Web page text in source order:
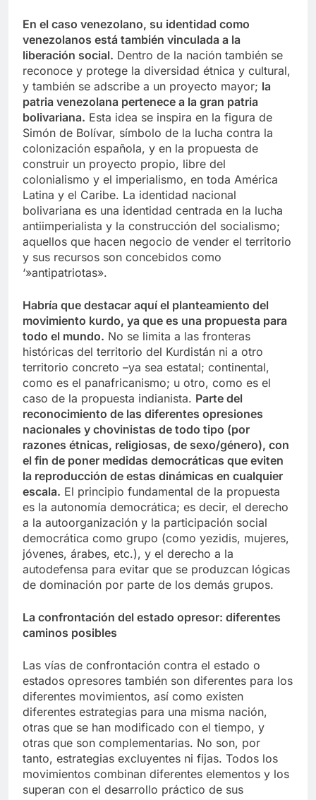
En el caso venezolano, su identidad como
venezolanos está también vinculada a la
liberación social. Dentro de la nación también se
reconoce y protege la diversidad étnica y cultural,
y también se adscribe a un proyecto mayor; la
patria venezolana pertenece a la gran patria
bolivariana. Esta idea se inspira en la figura de
Simón de Bolívar, símbolo de la lucha contra la
colonización española, y en la propuesta de
construir un proyecto propio, libre del
colonialismo y el imperialismo, en toda América
Latina y el Caribe. La identidad nacional
bolivariana es una identidad centrada en la lucha
antiimperialista y la construcción del socialismo;
aquellos que hacen negocio de vender el territorio
y sus recursos son concebidos como
‘»antipatriotas».
Habría que destacar aquí el planteamiento del
movimiento kurdo, ya que es una propuesta para
todo el mundo. No se limita a las fronteras
históricas del territorio del Kurdistán ni a otro
territorio concreto –ya sea estatal; continental,
como es el panafricanismo; u otro, como es el
caso de la propuesta indianista. Parte del
reconocimiento de las diferentes opresiones
nacionales y chovinistas de todo tipo (por
razones étnicas, religiosas, de sexo/género), con
el fin de poner medidas democráticas que eviten
la reproducción de estas dinámicas en cualquier
escala. El principio fundamental de la propuesta
es la autonomía democrática; es decir, el derecho
a la autoorganización y la participación social
democrática como grupo (como yezidis, mujeres,
jóvenes, árabes, etc.), y el derecho a la
autodefensa para evitar que se produzcan lógicas
de dominación por parte de los demás grupos.
La confrontación del estado opresor: diferentes
caminos posibles
Las vías de confrontación contra el estado o
estados opresores también son diferentes para los
diferentes movimientos, así como existen
diferentes estrategias para una misma nación,
otras que se han modificado con el tiempo, y
otras que son complementarias. No son, por
tanto, estrategias excluyentes ni fijas. Todos los
movimientos combinan diferentes elementos y los
superan con el desarrollo práctico de sus